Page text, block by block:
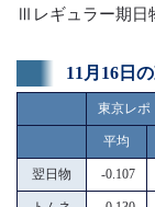
Ⅲレギュラー期日
11月16日
東京レポ
平均
翌日物 -0.107